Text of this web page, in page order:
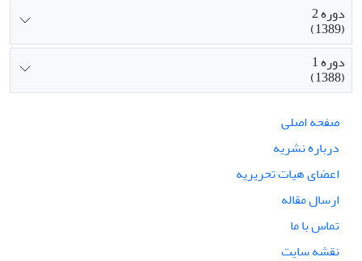
دوره 2
(1389)
دوره 1
(1388)
صفحه اصلی
درباره نشریه
اعضای هیات تحریریه
ارسال مقاله
تماس با ما
نقشه سایت